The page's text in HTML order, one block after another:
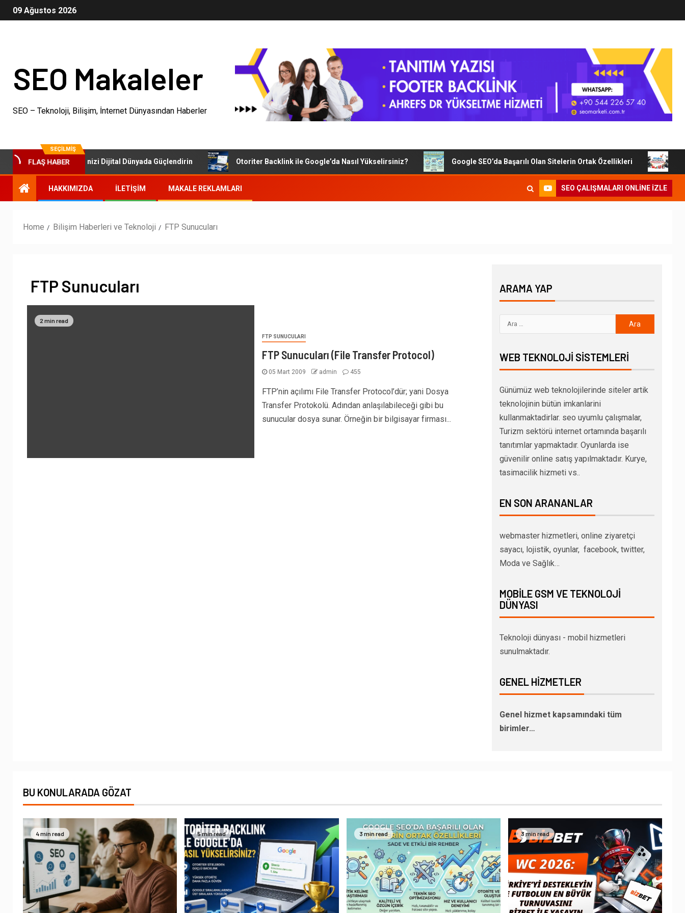
09 Ağustos 2026
SEO Makaleler
SEO – Teknoloji, Bilişim, İnternet Dünyasından Haberler
SEÇILMIŞ
FLAŞ HABER
Paketleri: İşletmenizi Dijital Dünyada Güçlendirin Otoriter Backlink ile Google’da Nasıl Yükselirsiniz? Google SEO’da Başarılı Olan Sitelerin Ortak Özellikleri Dijital
HAKKIMIZDA İLETIŞIM MAKALE REKLAMLARI SEO ÇALIŞMALARI ONLINE IZLE
Home Bilişim Haberleri ve Teknoloji FTP Sunucuları
FTP Sunucuları
2 min read
FTP SUNUCULARI
FTP Sunucuları (File Transfer Protocol)
05 Mart 2009 admin 455
FTP’nin açılımı File Transfer Protocol’dür; yani Dosya
Transfer Protokolü. Adından anlaşılabileceği gibi bu
sunucular dosya sunar. Örneğin bir bilgisayar firması...
ARAMA YAP
WEB TEKNOLOJI SISTEMLERI
Günümüz web teknolojilerinde siteler artik
teknolojinin bütün imkanlarini
kullanmaktadirlar. seo uyumlu çalışmalar,
Turizm sektörü internet ortamında başarılı
tanıtımlar yapmaktadır. Oyunlarda ise
güvenilir online satış yapılmaktadır. Kurye,
tasimacilik hizmeti vs..
EN SON ARANANLAR
webmaster hizmetleri, online ziyaretçi
sayacı, lojistik, oyunlar, facebook, twitter,
Moda ve Sağlık…
MOBILE GSM VE TEKNOLOJI
DÜNYASI
Teknoloji dünyası - mobil hizmetleri
sunulmaktadır.
GENEL HIZMETLER
Genel hizmet kapsamındaki tüm
birimler…
BU KONULARADA GÖZAT
4 min read 5 min read 3 min read 3 min read